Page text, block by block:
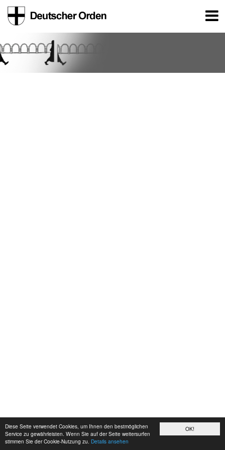
OK!
Diese Seite verwendet Cookies, um Ihnen den bestmöglichen
Service zu gewährleisten. Wenn Sie auf der Seite weitersurfen
stimmen Sie der Cookie-Nutzung zu. Details ansehen